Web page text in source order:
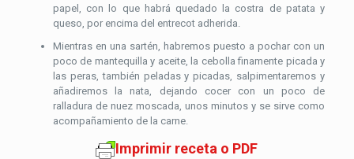
papel, con lo que habrá quedado la costra de patata y
queso, por encima del entrecot adherida.
Mientras en una sartén, habremos puesto a pochar con un
poco de mantequilla y aceite, la cebolla finamente picada y
las peras, también peladas y picadas, salpimentaremos y
añadiremos la nata, dejando cocer con un poco de
ralladura de nuez moscada, unos minutos y se sirve como
acompañamiento de la carne.
Imprimir receta o PDF